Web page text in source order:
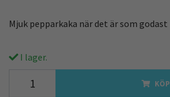
Mjuk pepparkaka när det är som godast
I lager.
KÖP